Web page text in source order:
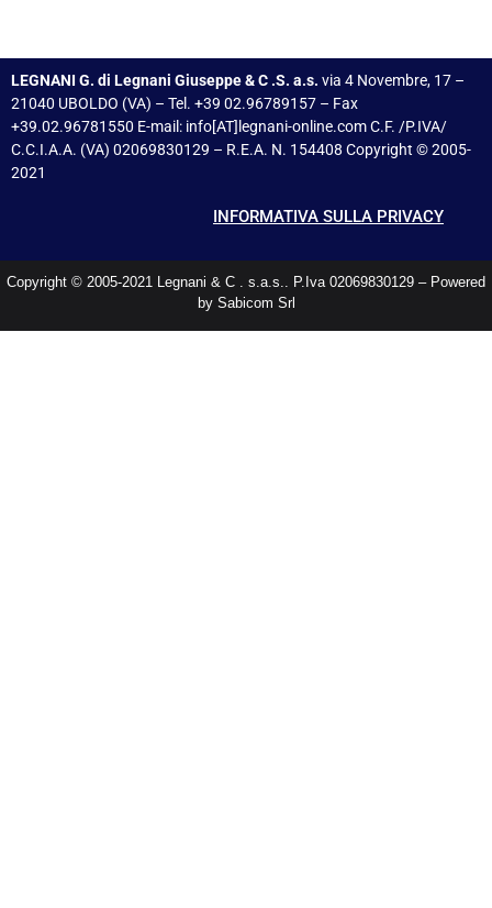
LEGNANI G. di Legnani Giuseppe & C .S. a.s. via 4 Novembre, 17 –
21040 UBOLDO (VA) – Tel. +39 02.96789157 – Fax
+39.02.96781550 E-mail: info[AT]legnani-online.com C.F. /P.IVA/
C.C.I.A.A. (VA) 02069830129 – R.E.A. N. 154408 Copyright © 2005-
2021
INFORMATIVA SULLA PRIVACY
Copyright © 2005-2021 Legnani & C . s.a.s.. P.Iva 02069830129 – Powered
by Sabicom Srl